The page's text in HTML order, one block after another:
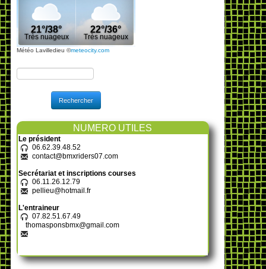
Météo Lavilledieu ©meteocity.com
Rechercher
NUMERO UTILES
Le président
06.62.39.48.52
contact@bmxriders07.com
Secrétariat et inscriptions courses
06.11.26.12.79
pellieu@hotmail.fr
L'entraineur
07.82.51.67.49
thomasponsbmx@gmail.com